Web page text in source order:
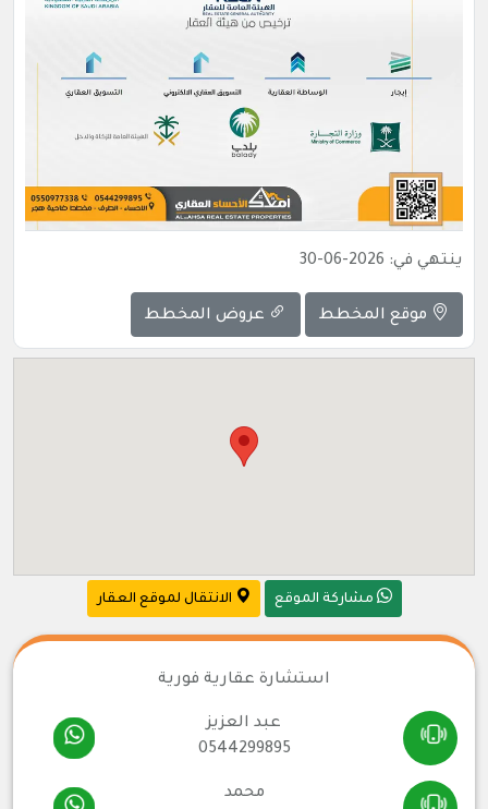
ينتهي في: 2026-06-30
موقع المخطط عروض المخطط
مشاركة الموقع الانتقال لموقع العقار
استشارة عقارية فورية
عبد العزيز
0544299895
محمد